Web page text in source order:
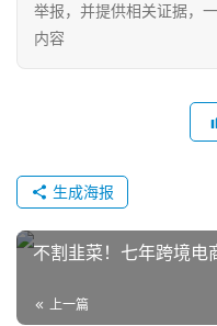
店
营
举报，并提供相关证据，
内容
生成海报
不割韭菜！七年跨境电
上一篇